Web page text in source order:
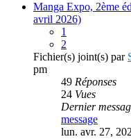
Manga Expo, 2ème
avril 2026)
1
2
Fichier(s) joint(s) par
pm
49 Réponses
24 Vues
Dernier
message
lun. avr. 27,